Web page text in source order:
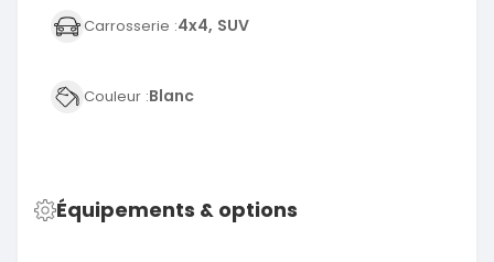
Carrosserie :4x4, SUV
Couleur :Blanc
Équipements & options